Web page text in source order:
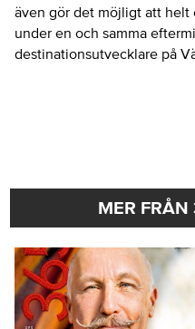
även gör det möjligt att helt
under en och samma
destinationsutvecklare på
MER FRÅN